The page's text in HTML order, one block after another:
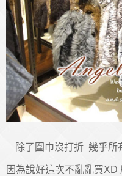
除了圍巾沒打折 幾乎所
因為說好這次不亂亂買